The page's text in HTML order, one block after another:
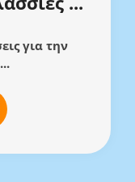
για την